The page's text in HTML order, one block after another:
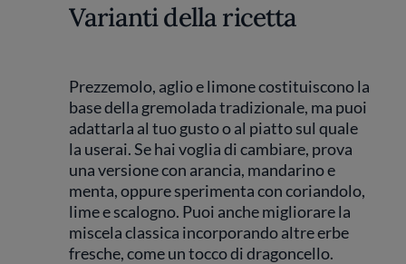
Varianti della ricetta
Prezzemolo, aglio e limone costituiscono la
base della gremolada tradizionale, ma puoi
adattarla al tuo gusto o al piatto sul quale
la userai. Se hai voglia di cambiare, prova
una versione con arancia, mandarino e
menta, oppure sperimenta con coriandolo,
lime e scalogno. Puoi anche migliorare la
miscela classica incorporando altre erbe
fresche, come un tocco di dragoncello.